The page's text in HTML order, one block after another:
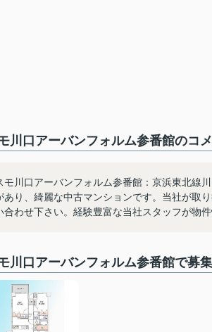
川口アーバンフォルム参番館のコ
モ川口アーバンフォルム参番館：京浜東北線
あり、綺麗な中古マンションです。当社が取
合わせ下さい。経験豊富な当社スタッフが物
川口アーバンフォルム参番館で募